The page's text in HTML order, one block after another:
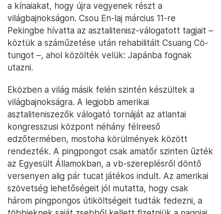
a kínaiakat, hogy újra vegyenek részt a
világbajnokságon. Csou En-laj március 11-re
Pekingbe hívatta az asztalitenisz-válogatott tagjait –
köztük a száműzetése után rehabilitált Csuang Cö-
tungot –, ahol közölték velük: Japánba fognak
utazni.
Eközben a világ másik felén szintén készültek a
világbajnokságra. A legjobb amerikai
asztaliteniszezők válogató tornáját az atlantai
kongresszusi központ néhány félreeső
edzőtermében, mostoha körülmények között
rendezték. A pingpongot csak amatőr szinten űzték
az Egyesült Államokban, a vb-szereplésről döntő
versenyen alig pár tucat játékos indult. Az amerikai
szövetség lehetőségeit jól mutatta, hogy csak
három pingpongos útiköltségeit tudták fedezni, a